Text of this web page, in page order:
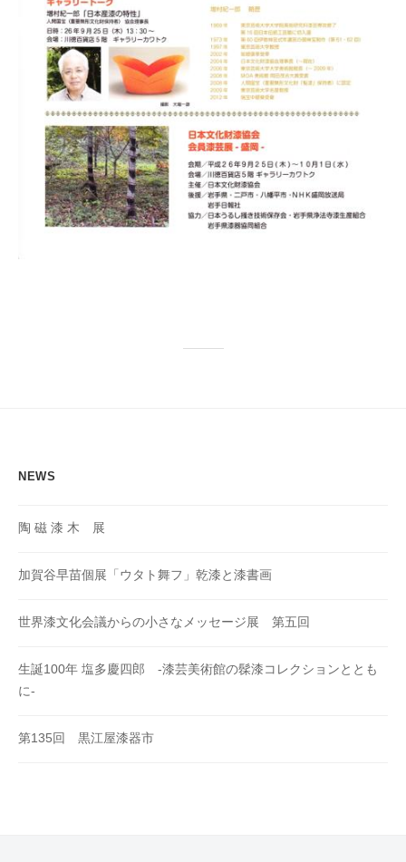
NEWS
陶 磁 漆 木 展
加賀谷早苗個展「ウタト舞フ」乾漆と漆書画
世界漆文化会議からの小さなメッセージ展 第五回
生誕100年 塩多慶四郎 -漆芸美術館の髹漆コレクションととも
に-
第135回 黒江屋漆器市